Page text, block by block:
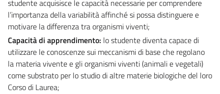
studente acquisisce le capacità necessarie per comprendere
l’importanza della variabilità affinché si possa distinguere e
motivare la differenza tra organismi viventi;
Capacità di apprendimento: lo studente diventa capace di
utilizzare le conoscenze sui meccanismi di base che regolano
la materia vivente e gli organismi viventi (animali e vegetali)
come substrato per lo studio di altre materie biologiche del loro
Corso di Laurea;